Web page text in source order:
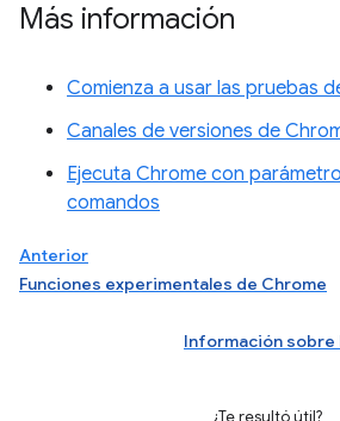
Más información
Comienza a usar las pruebas
Canales de versiones de
Ejecuta Chrome con
comandos
Anterior
Funciones experimentales de Chrome
Información sobre